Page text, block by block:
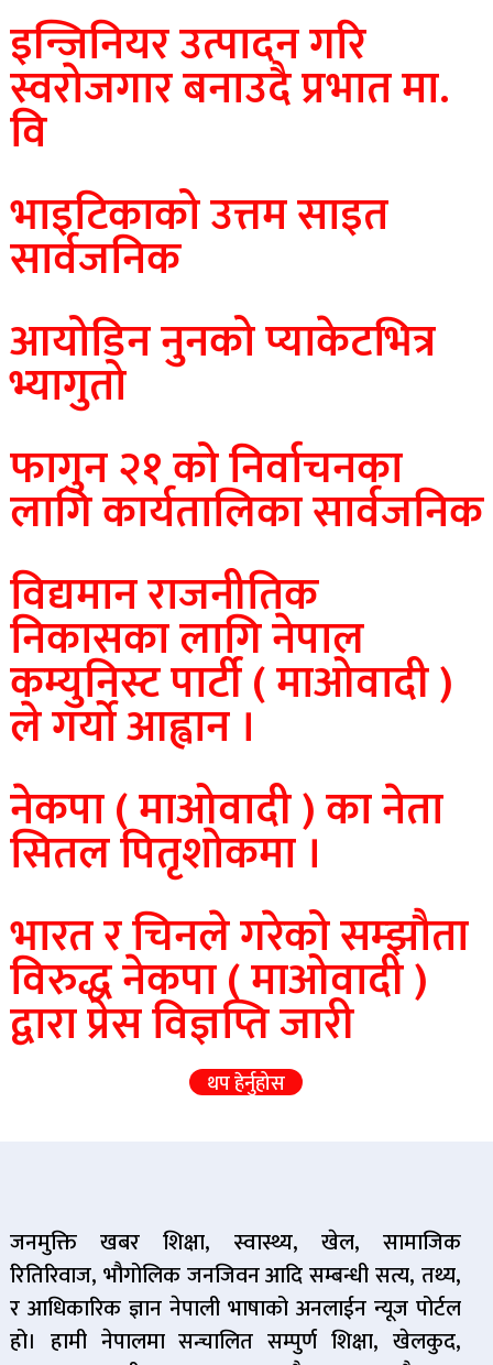
इन्जिनियर उत्पादन गरि
स्वराेजगार बनाउदै प्रभात मा.
वि
भाइटिकाको उत्तम साइत
सार्वजनिक
आयोडिन नुनको प्याकेटभित्र
भ्यागुतो
फागुन २१ को निर्वाचनका
लागि कार्यतालिका सार्वजनिक
विद्यमान राजनीतिक
निकासका लागि नेपाल
कम्युनिस्ट पार्टी ( माओवादी )
ले गर्याे आह्वान ।
नेकपा ( माओवादी ) का नेता
सितल पितृशाेकमा ।
भारत र चिनले गरेको सम्झाैता
विरुद्ध नेकपा ( माओवादी )
द्वारा प्रेस विज्ञप्ति जारी
थप हेर्नुहोस
जनमुक्ति खबर शिक्षा, स्वास्थ्य, खेल, सामाजिक
रितिरिवाज, भौगोलिक जनजिवन आदि सम्बन्धी सत्य, तथ्य,
र आधिकारिक ज्ञान नेपाली भाषाको अनलाईन न्यूज पोर्टल
हो। हामी नेपालमा सन्चालित सम्पुर्ण शिक्षा, खेलकुद,